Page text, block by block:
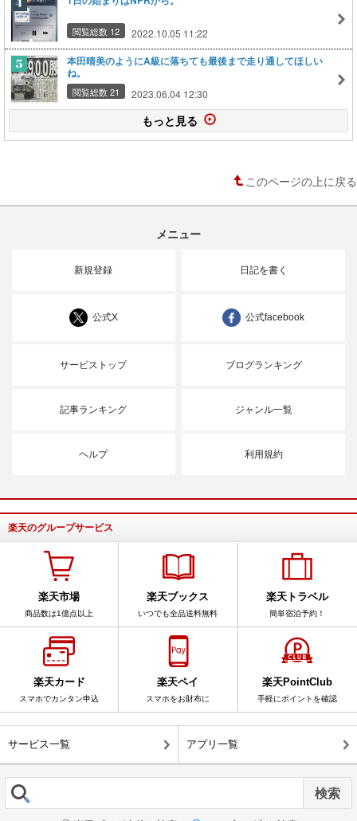
閲覧総数 12 2022.10.05 11:22
本田晴美のようにA級に落ちても最後まで走り通してほしい
ね。
閲覧総数 21 2023.06.04 12:30
もっと見る
このページの上に戻る
メニュー
新規登録 日記を書く
公式X 公式facebook
サービストップ ブログランキング
記事ランキング ジャンル一覧
ヘルプ 利用規約
楽天のグループサービス
楽天市場
商品数は1億点以上
楽天ブックス
いつでも全品送料無料
楽天トラベル
簡単宿泊予約！
楽天カード
スマホでカンタン申込
楽天ペイ
スマホをお財布に
楽天PointClub
手軽にポイントを確認
サービス一覧 アプリ一覧